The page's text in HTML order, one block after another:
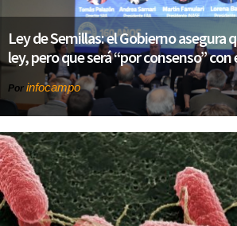
Ley de Semillas: el Gobierno asegura
ley, pero que será “por consenso”
Por infocampo